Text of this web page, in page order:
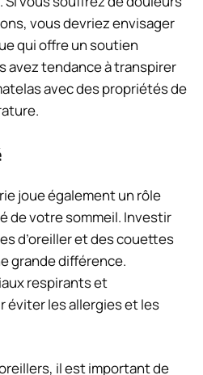
vous devriez envisager
qui offre un soutien
avez tendance à transpirer
avec des propriétés de
joue également un rôle
de votre sommeil. Investir
d’oreiller et des couettes
grande différence.
respirants et
éviter les allergies et les
il est important de